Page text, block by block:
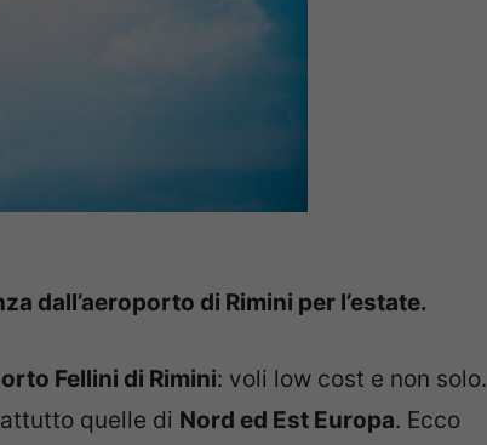
dall’aeroporto di Rimini per l’estate.
Fellini di Rimini: voli low cost e non solo.
quelle di Nord ed Est Europa. Ecco